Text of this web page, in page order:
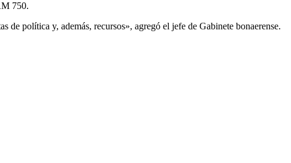
750.
de política y, además, recursos», agregó el jefe de Gabinete bonaerense.